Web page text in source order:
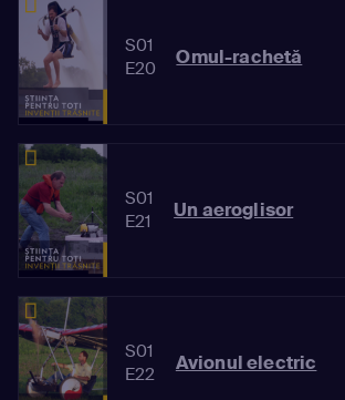
S01
E20
Omul-rachetă
S01
E21
Un aeroglisor
S01
E22
Avionul electric